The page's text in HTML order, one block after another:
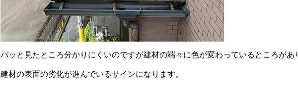
パッと見たところ分かりにくいのですが建材の端々に色が変わっているところがあ
建材の表面の劣化が進んでいるサインになります。